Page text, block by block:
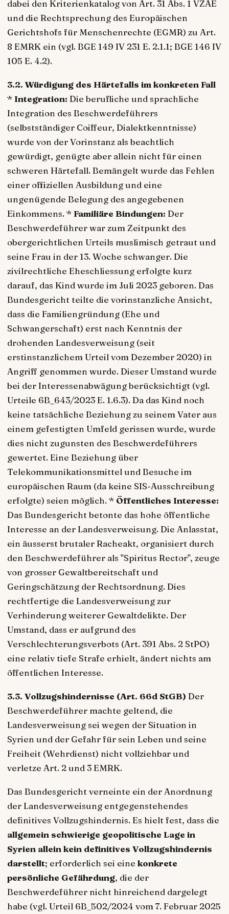
dabei den Kriterienkatalog von Art. 31 Abs. 1 VZAE
und die Rechtsprechung des Europäischen
Gerichtshofs für Menschenrechte (EGMR) zu Art.
8 EMRK ein (vgl. BGE 149 IV 231 E. 2.1.1; BGE 146 IV
105 E. 4.2).
3.2. Würdigung des Härtefalls im konkreten Fall
* Integration: Die berufliche und sprachliche
Integration des Beschwerdeführers
(selbstständiger Coiffeur, Dialektkenntnisse)
wurde von der Vorinstanz als beachtlich
gewürdigt, genügte aber allein nicht für einen
schweren Härtefall. Bemängelt wurde das Fehlen
einer offiziellen Ausbildung und eine
ungenügende Belegung des angegebenen
Einkommens. * Familiäre Bindungen: Der
Beschwerdeführer war zum Zeitpunkt des
obergerichtlichen Urteils muslimisch getraut und
seine Frau in der 13. Woche schwanger. Die
zivilrechtliche Eheschliessung erfolgte kurz
darauf, das Kind wurde im Juli 2023 geboren. Das
Bundesgericht teilte die vorinstanzliche Ansicht,
dass die Familiengründung (Ehe und
Schwangerschaft) erst nach Kenntnis der
drohenden Landesverweisung (seit
erstinstanzlichem Urteil vom Dezember 2020) in
Angriff genommen wurde. Dieser Umstand wurde
bei der Interessenabwägung berücksichtigt (vgl.
Urteile 6B_643/2023 E. 1.6.3). Da das Kind noch
keine tatsächliche Beziehung zu seinem Vater aus
einem gefestigten Umfeld gerissen wurde, wurde
dies nicht zugunsten des Beschwerdeführers
gewertet. Eine Beziehung über
Telekommunikationsmittel und Besuche im
europäischen Raum (da keine SIS-Ausschreibung
erfolgte) seien möglich. * Öffentliches Interesse:
Das Bundesgericht betonte das hohe öffentliche
Interesse an der Landesverweisung. Die Anlasstat,
ein äusserst brutaler Racheakt, organisiert durch
den Beschwerdeführer als "Spiritus Rector", zeuge
von grosser Gewaltbereitschaft und
Geringschätzung der Rechtsordnung. Dies
rechtfertige die Landesverweisung zur
Verhinderung weiterer Gewaltdelikte. Der
Umstand, dass er aufgrund des
Verschlechterungsverbots (Art. 391 Abs. 2 StPO)
eine relativ tiefe Strafe erhielt, ändert nichts am
öffentlichen Interesse.
3.3. Vollzugshindernisse (Art. 66d StGB) Der
Beschwerdeführer machte geltend, die
Landesverweisung sei wegen der Situation in
Syrien und der Gefahr für sein Leben und seine
Freiheit (Wehrdienst) nicht vollziehbar und
verletze Art. 2 und 3 EMRK.
Das Bundesgericht verneinte ein der Anordnung
der Landesverweisung entgegenstehendes
definitives Vollzugshindernis. Es hielt fest, dass die
allgemein schwierige geopolitische Lage in
Syrien allein kein definitives Vollzugshindernis
darstellt; erforderlich sei eine konkrete
persönliche Gefährdung, die der
Beschwerdeführer nicht hinreichend dargelegt
habe (vgl. Urteil 6B_502/2024 vom 7. Februar 2025